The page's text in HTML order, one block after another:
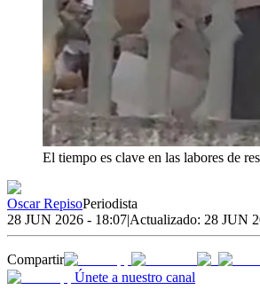
El tiempo es clave en las labores de
Oscar RepisoPeriodista
28 JUN 2026 - 18:07|Actualizado: 28 JUN
Compartir
Únete a nuestro canal